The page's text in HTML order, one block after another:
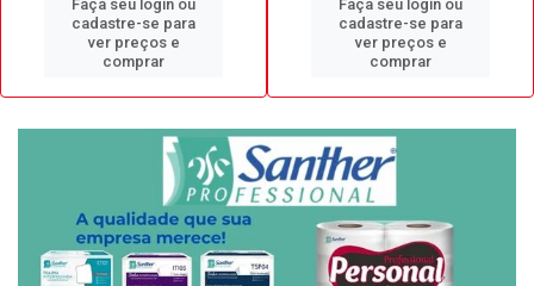
Faça seu login ou
cadastre-se para
ver preços e
comprar
Faça seu login ou
cadastre-se para
ver preços e
comprar